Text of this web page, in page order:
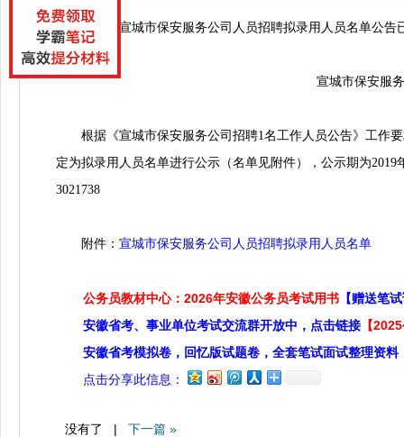
2019年宣城市保安服务公司人员招聘拟录用人员名单公告
宣城市保安服务
根据《宣城市保安服务公司招聘1名工作人员公告》工作要
定为拟录用人员名单进行公示（名单见附件），公示期为2019
3021738
附件： 宣城市保安服务公司人员招聘拟录用人员名单
公务员教材中心：2026年安徽公务员考试用书 【赠送笔
安徽省考、事业单位考试交流群开放中，点击链接 【
安徽省考模拟卷，回忆版试题卷，全套笔试面试整理资料
点击分享此信息：
没有了 | 下一篇 »